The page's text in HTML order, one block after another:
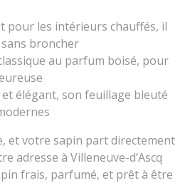
pour les intérieurs chauffés, il
broncher
au parfum boisé, pour
et élégant, son feuillage bleuté
et votre sapin part directement
adresse à Villeneuve-d’Ascq
frais, parfumé, et prêt à être